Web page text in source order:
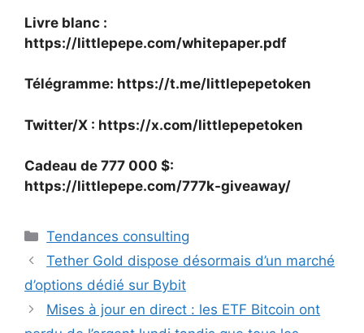
Livre blanc :
https://littlepepe.com/whitepaper.pdf
Télégramme: https://t.me/littlepepetoken
Twitter/X : https://x.com/littlepepetoken
Cadeau de 777 000 $:
https://littlepepe.com/777k-giveaway/
Catégories
Tendances consulting
Tether Gold dispose désormais d’un marché
d’options dédié sur Bybit
Mises à jour en direct : les ETF Bitcoin ont